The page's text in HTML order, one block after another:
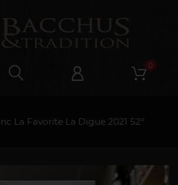
0
La Favorite La Digue 2021 52°